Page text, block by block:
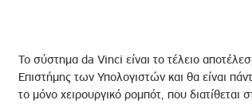
Το σύστημα da Vinci είναι το τέλειο
Επιστήμης των Υπολογιστών και θα είναι
το μόνο χειρουργικό ρομπότ, που διατίθεται